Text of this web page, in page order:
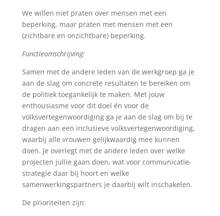
We willen niet praten over mensen met een
beperking, maar praten met mensen met een
(zichtbare en onzichtbare) beperking.
Functieomschrijving:
Samen met de andere leden van de werkgroep ga je
aan de slag om concrete resultaten te bereiken om
de politiek toegankelijk te maken. Met jouw
enthousiasme voor dit doel én voor de
volksvertegenwoordiging ga je aan de slag om bij te
dragen aan een inclusieve volksvertegenwoordiging,
waarbij alle vrouwen gelijkwaardig mee kunnen
doen. Je overlegt met de andere leden over welke
projecten jullie gaan doen, wat voor communicatie-
strategie daar bij hoort en welke
samenwerkingspartners je daarbij wilt inschakelen.
De prioriteiten zijn: